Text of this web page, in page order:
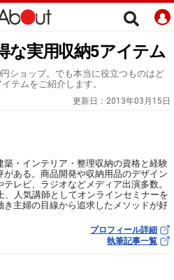
な実用収納5アイテム
ショップ。でも本当に役立つものはど
テムをご紹介します。
更新日： 2013年03月15日
築・インテリア・整理収納の資格と経験
がある。商品開発や収納用品のデザイン
レビ、ラジオなどメディア出演多数。
、人気講師としてオンラインセミナーを
き主婦の目線から追求したメソッドが好
プロフィール詳細
執筆記事一覧